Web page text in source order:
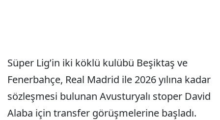
Süper Lig’in iki köklü kulübü Beşiktaş ve
Fenerbahçe, Real Madrid ile 2026 yılına kadar
sözleşmesi bulunan Avusturyalı stoper David
Alaba için transfer görüşmelerine başladı.